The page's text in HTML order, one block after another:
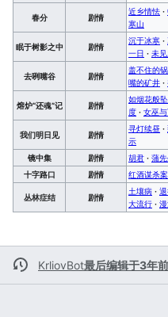
春分 剧情
近乡情怯 ·
寒山
眠于树影之中 剧情
沉于冰寒 ·
一日 · 未
去咧嘴谷 剧情
盖不住的
嘴的矿井 ·
熔炉“还魂”记 剧情
如烟花般
度 · 女巫
我们明日见 剧情
寻灯续昼 ·
示
镜中集
剧情 胡君 · 蒲先
十字路口
剧情 红酒谋杀案
丛林症结 剧情
土壤病 ·
大流行 ·
KrliovBot最后编辑于3年前